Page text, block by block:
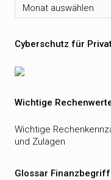
Archiv
Cyberschutz für
Wichtige
Wichtige
und Zulagen
Glossar